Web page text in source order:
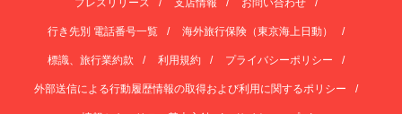
プレスリリース 支店情報 お問い合わせ
行き先別 電話番号一覧 海外旅行保険（東京海上日動）
標識、旅行業約款 利用規約 プライバシーポリシー
外部送信による行動履歴情報の取得および利用に関するポリシー